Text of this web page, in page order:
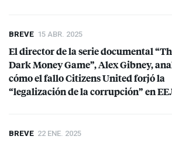
BREVE 15 ABR. 2025
El director de la serie documental
Dark Money Game”, Alex Gibney,
cómo el fallo Citizens United forjó la
“legalización de la corrupción” en
BREVE 22 ENE. 2025